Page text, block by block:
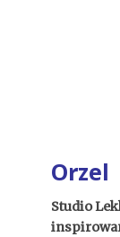
Orzel
Studio